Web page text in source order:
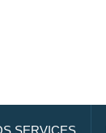
SERVICES